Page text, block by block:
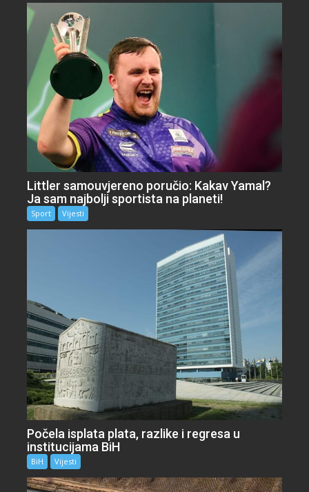
Littler samouvjereno poručio: Kakav Yamal?
Ja sam najbolji sportista na planeti!
Sport Vijesti
Počela isplata plata, razlike i regresa u
institucijama BiH
BiH Vijesti